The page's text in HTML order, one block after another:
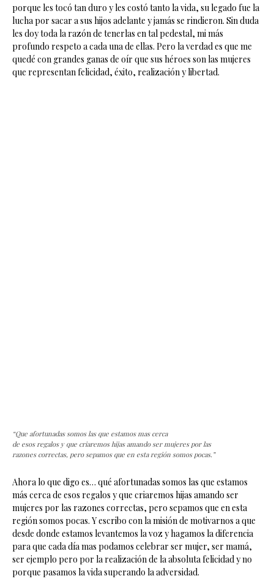
porque les tocó tan duro y les costó tanto la vida, su legado fue la
lucha por sacar a sus hijos adelante y jamás se rindieron. Sin duda
les doy toda la razón de tenerlas en tal pedestal, mi más
profundo respeto a cada una de ellas. Pero la verdad es que me
quedé con grandes ganas de oír que sus héroes son las mujeres
que representan felicidad, éxito, realización y libertad.
“Que afortunadas somos las que estamos mas cerca
de esos regalos y que criaremos hijas amando ser mujeres por las
razones correctas, pero sepamos que en esta región somos pocas.”
Ahora lo que digo es… qué afortunadas somos las que estamos
más cerca de esos regalos y que criaremos hijas amando ser
mujeres por las razones correctas, pero sepamos que en esta
región somos pocas. Y escribo con la misión de motivarnos a que
desde donde estamos levantemos la voz y hagamos la diferencia
para que cada día mas podamos celebrar ser mujer, ser mamá,
ser ejemplo pero por la realización de la absoluta felicidad y no
porque pasamos la vida superando la adversidad.